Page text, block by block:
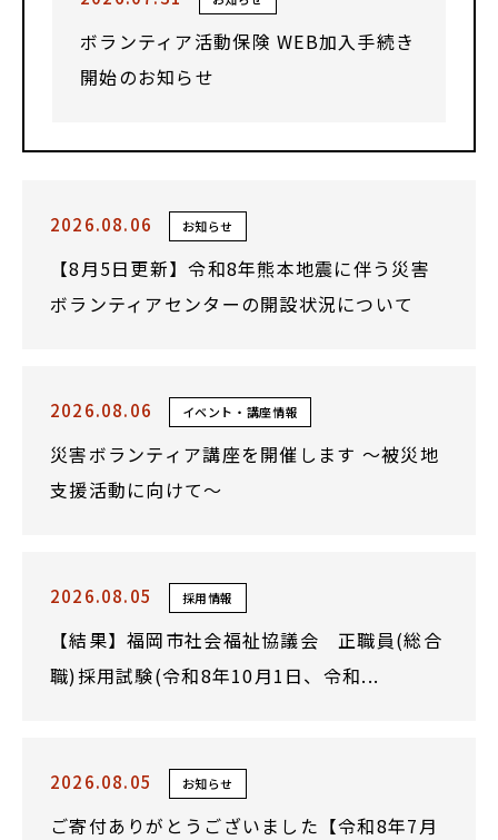
ボランティア活動保険 WEB加入手続き
開始のお知らせ
2026.08.06 お知らせ
【8月5日更新】令和8年熊本地震に伴う災害
ボランティアセンターの開設状況について
2026.08.06 イベント・講座情報
災害ボランティア講座を開催します ～被災地
支援活動に向けて～
2026.08.05 採用情報
【結果】福岡市社会福祉協議会 正職員(総合
職)採用試験(令和8年10月1日、令和...
2026.08.05 お知らせ
ご寄付ありがとうございました【令和8年7月